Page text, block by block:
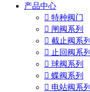
产品中心
 特种阀门
 闸阀系列
 截止阀系列
 止回阀系列
 球阀系列
 蝶阀系列
 电站阀系列